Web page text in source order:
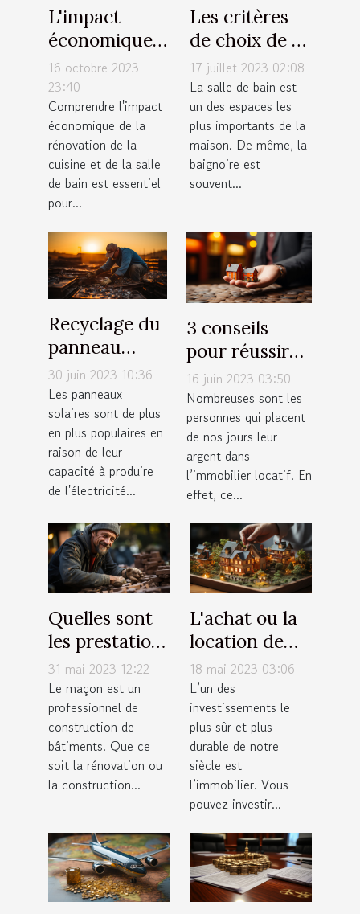
L'impact
économique
de la
rénovation de
cuisine et
salle de bain
16 octobre 2023
23:40
Comprendre l'impact
économique de la
rénovation de la
cuisine et de la salle
de bain est essentiel
pour...
Les critères
de choix de sa
baignoire de
salle de bain
17 juillet 2023 02:08
La salle de bain est
un des espaces les
plus importants de la
maison. De même, la
baignoire est
souvent...
Recyclage du
panneau
solaire : qu'en
est-il
vraiment ?
30 juin 2023 10:36
Les panneaux
solaires sont de plus
en plus populaires en
raison de leur
capacité à produire
de l'électricité...
3 conseils
pour réussir
votre
investissement
locatif
16 juin 2023 03:50
Nombreuses sont les
personnes qui placent
de nos jours leur
argent dans
l’immobilier locatif. En
effet, ce...
Quelles sont
les prestations
proposées par
un maçon ?
31 mai 2023 12:22
Le maçon est un
professionnel de
construction de
bâtiments. Que ce
soit la rénovation ou
la construction...
L'achat ou la
location de
résidence
principale :
quels sont nos
avis à ce sujet
?
18 mai 2023 03:06
L’un des
investissements le
plus sûr et plus
durable de notre
siècle est
l’immobilier. Vous
pouvez investir...